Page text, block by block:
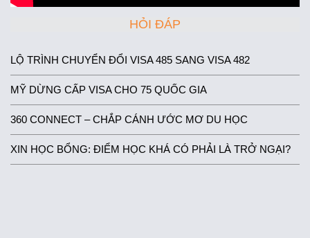
HỎI ĐÁP
LỘ TRÌNH CHUYỂN ĐỔI VISA 485 SANG VISA 482
MỸ DỪNG CẤP VISA CHO 75 QUỐC GIA
360 CONNECT – CHẮP CÁNH ƯỚC MƠ DU HỌC
XIN HỌC BỔNG: ĐIỂM HỌC KHÁ CÓ PHẢI LÀ TRỞ NGẠI?